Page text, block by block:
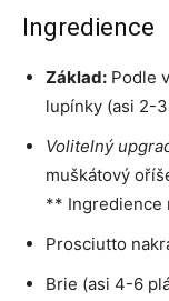
Ingredience
Základ: Podle
lupínky (asi 2-
Volitelný
muškátový
** Ingredience
Prosciutto
Brie (asi 4-6